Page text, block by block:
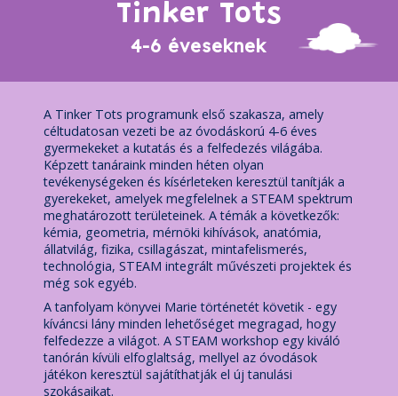
Tinker Tots
4-6 éveseknek
A Tinker Tots programunk első szakasza, amely
céltudatosan vezeti be az óvodáskorú 4-6 éves
gyermekeket a kutatás és a felfedezés világába.
Képzett tanáraink minden héten olyan
tevékenységeken és kísérleteken keresztül tanítják a
gyerekeket, amelyek megfelelnek a STEAM spektrum
meghatározott területeinek. A témák a következők:
kémia, geometria, mérnöki kihívások, anatómia,
állatvilág, fizika, csillagászat, mintafelismerés,
technológia, STEAM integrált művészeti projektek és
még sok egyéb.
A tanfolyam könyvei Marie történetét követik - egy
kíváncsi lány minden lehetőséget megragad, hogy
felfedezze a világot. A STEAM workshop egy kiváló
tanórán kívüli elfoglaltság, mellyel az óvodások
játékon keresztül sajátíthatják el új tanulási
szokásaikat.